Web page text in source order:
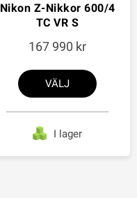
Nikon Z-Nikkor 600/4
TC VR S
167 990
VÄLJ
I lager